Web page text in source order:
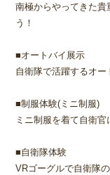
南極からやってきた貴
う！
■オートバイ展示
自衛隊で活躍するオー
■制服体験(ミニ制服)
ミニ制服を着て自衛
■自衛隊体験
VRゴーグルで自衛隊